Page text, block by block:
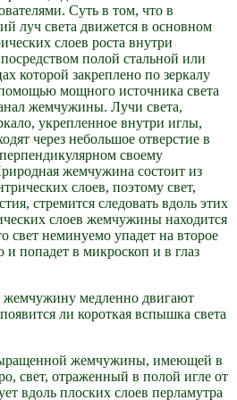
Суть в том, что в
луч света движется в основном
слоев роста внутри
полой стальной или
которой закреплено по зеркалу
мощного источника света
жемчужины. Лучи света,
укрепленное внутри иглы,
через небольшое отверстие в
своему
жемчужина состоит из
слоев, поэтому свет,
стремится следовать вдоль этих
слоев жемчужины находится
свет неминуемо упадет на второе
и попадет в микроскоп и в глаз
жемчужину медленно двигают
ли короткая вспышка света
жемчужины, имеющей в
свет, отраженный в полой игле от
вдоль плоских слоев перламутра